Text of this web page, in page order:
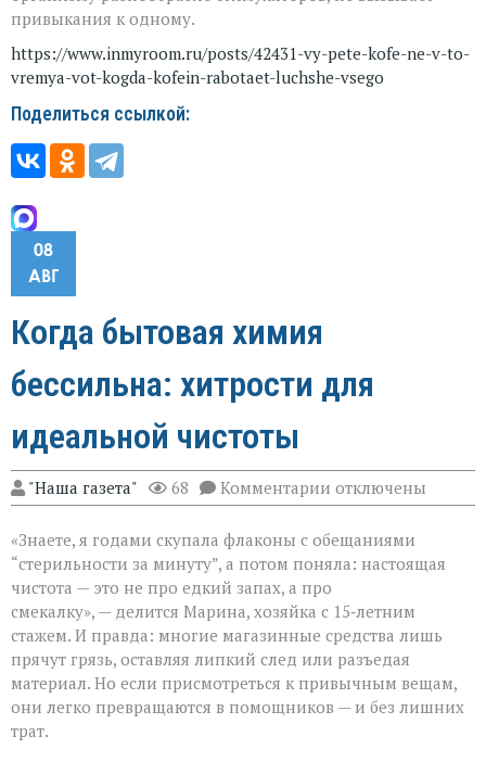
привыкания к одному.
https://www.inmyroom.ru/posts/42431-vy-pete-kofe-ne-v-to-
vremya-vot-kogda-kofein-rabotaet-luchshe-vsego
Поделиться ссылкой:
08
АВГ
Когда бытовая химия
бессильна: хитрости для
идеальной чистоты
"Наша газета" 68 Комментарии к
записи
бытовая
химия
хитрости
для
идеальной
чистоты
отключены
«Знаете, я годами скупала флаконы с обещаниями
“стерильности за минуту”, а потом поняла: настоящая
чистота — это не про едкий запах, а про
смекалку», — делится Марина, хозяйка с 15‑летним
стажем. И правда: многие магазинные средства лишь
прячут грязь, оставляя липкий след или разъедая
материал. Но если присмотреться к привычным вещам,
они легко превращаются в помощников — и без лишних
трат.